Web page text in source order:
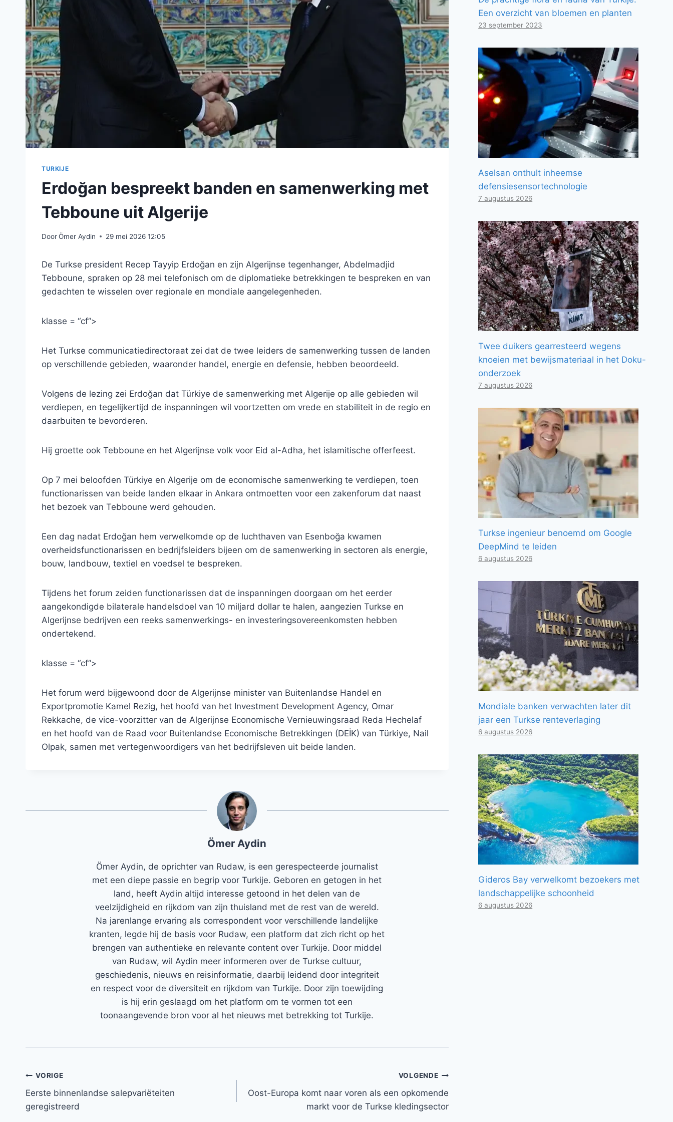
TURKIJE
Erdoğan bespreekt banden en samenwerking met
Tebboune uit Algerije
DoorÖmer Aydin 29 mei 2026 12:05
De Turkse president Recep Tayyip Erdoğan en zijn Algerijnse tegenhanger, Abdelmadjid
Tebboune, spraken op 28 mei telefonisch om de diplomatieke betrekkingen te bespreken en van
gedachten te wisselen over regionale en mondiale aangelegenheden.
klasse = “cf”>
Het Turkse communicatiedirectoraat zei dat de twee leiders de samenwerking tussen de landen
op verschillende gebieden, waaronder handel, energie en defensie, hebben beoordeeld.
Volgens de lezing zei Erdoğan dat Türkiye de samenwerking met Algerije op alle gebieden wil
verdiepen, en tegelijkertijd de inspanningen wil voortzetten om vrede en stabiliteit in de regio en
daarbuiten te bevorderen.
Hij groette ook Tebboune en het Algerijnse volk voor Eid al-Adha, het islamitische offerfeest.
Op 7 mei beloofden Türkiye en Algerije om de economische samenwerking te verdiepen, toen
functionarissen van beide landen elkaar in Ankara ontmoetten voor een zakenforum dat naast
het bezoek van Tebboune werd gehouden.
Een dag nadat Erdoğan hem verwelkomde op de luchthaven van Esenboğa kwamen
overheidsfunctionarissen en bedrijfsleiders bijeen om de samenwerking in sectoren als energie,
bouw, landbouw, textiel en voedsel te bespreken.
Tijdens het forum zeiden functionarissen dat de inspanningen doorgaan om het eerder
aangekondigde bilaterale handelsdoel van 10 miljard dollar te halen, aangezien Turkse en
Algerijnse bedrijven een reeks samenwerkings- en investeringsovereenkomsten hebben
ondertekend.
klasse = “cf”>
Het forum werd bijgewoond door de Algerijnse minister van Buitenlandse Handel en
Exportpromotie Kamel Rezig, het hoofd van het Investment Development Agency, Omar
Rekkache, de vice-voorzitter van de Algerijnse Economische Vernieuwingsraad Reda Hechelaf
en het hoofd van de Raad voor Buitenlandse Economische Betrekkingen (DEİK) van Türkiye, Nail
Olpak, samen met vertegenwoordigers van het bedrijfsleven uit beide landen.
Ömer Aydin
Ömer Aydin, de oprichter van Rudaw, is een gerespecteerde journalist
met een diepe passie en begrip voor Turkije. Geboren en getogen in het
land, heeft Aydin altijd interesse getoond in het delen van de
veelzijdigheid en rijkdom van zijn thuisland met de rest van de wereld.
Na jarenlange ervaring als correspondent voor verschillende landelijke
kranten, legde hij de basis voor Rudaw, een platform dat zich richt op het
brengen van authentieke en relevante content over Turkije. Door middel
van Rudaw, wil Aydin meer informeren over de Turkse cultuur,
geschiedenis, nieuws en reisinformatie, daarbij leidend door integriteit
en respect voor de diversiteit en rijkdom van Turkije. Door zijn toewijding
is hij erin geslaagd om het platform om te vormen tot een
toonaangevende bron voor al het nieuws met betrekking tot Turkije.
Bericht
navigatie
VORIGE
Eerste binnenlandse salepvariëteiten
geregistreerd
VOLGENDE
Oost-Europa komt naar voren als een opkomende
markt voor de Turkse kledingsector
Een overzicht van bloemen en planten
23 september 2023
Aselsan onthult inheemse
defensiesensortechnologie
7 augustus 2026
Twee duikers gearresteerd wegens
knoeien met bewijsmateriaal in het Doku-
onderzoek
7 augustus 2026
Turkse ingenieur benoemd om Google
DeepMind te leiden
6 augustus 2026
Mondiale banken verwachten later dit
jaar een Turkse renteverlaging
6 augustus 2026
Gideros Bay verwelkomt bezoekers met
landschappelijke schoonheid
6 augustus 2026